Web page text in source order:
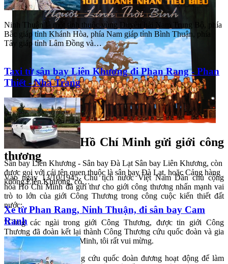
Ninh Thuận là một tỉnh thuộc vùng Duyên hải Nam Trung Bộ, phía
Bắc giáp tỉnh Khánh Hòa, phía Nam giáp tỉnh Bình Thuận, phía
Tây giáp tỉnh Lâm Đồng và…
Taxi từ sân bay Liên Khương đi Phan Rang - Phan
Thiết - Nha Trang
Sân bay Liên Khương - Sân bay Đà Lạt Sân bay Liên Khương, còn
được gọi với cái tên quen thuộc là sân bay Đà Lạt, hoặc Cảng hàng
không Liên Khương, có…
Xe từ Phan Rang, Ninh Thuận, đi sân bay Cam
Ranh
Thư Chủ tịch Hồ Chí Minh gửi giới công
thương
Vào ngày 13/10/1945, Chủ tịch nước Việt Nam Dân chủ cộng
hòa Hồ Chí Minh đã gửi thư cho giới công thương nhấn mạnh vai
trò to lớn của giới Công Thương trong công cuộc kiến thiết đất
nước:
"Cùng các ngài trong giới Công Thương, được tin giới Công
Thương đã đoàn kết lại thành Công Thương cứu quốc đoàn và gia
nhập vào mặt trận Việt Minh, tôi rất vui mừng.
Hiện nay Công Thương cứu quốc đoàn đương hoạt động để làm